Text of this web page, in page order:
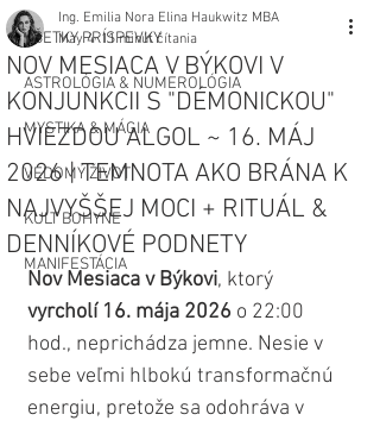
VŠETKY PRÍSPEVKY
ASTROLÓGIA & NUMEROLÓGIA
MYSTIKA & MÁGIA
VEDOMÝ ŽIVOT
KULT BOHYNE
MANIFESTÁCIA
NOV MESIACA V BÝKOVI V
KONJUNKCII S "DÉMONICKOU"
HVIEZDOU ALGOL ~ 16. MÁJ
2026 | TEMNOTA AKO BRÁNA K
NAJVYŠŠEJ MOCI + RITUÁL &
DENNÍKOVÉ PODNETY
Ing. Emilia Nora Elina Haukwitz MBA
May 4 11 minút čítania
Nov Mesiaca v Býkovi, ktorý
vyrcholí 16. mája 2026 o 22:00
hod., neprichádza jemne. Nesie v
sebe veľmi hlbokú transformačnú
energiu, pretože sa odohráva v